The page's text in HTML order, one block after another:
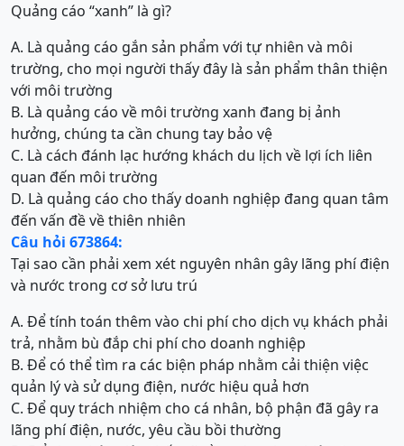
Quảng cáo “xanh” là gì?
A. Là quảng cáo gắn sản phẩm với tự nhiên và môi
trường, cho mọi người thấy đây là sản phẩm thân thiện
với môi trường
B. Là quảng cáo về môi trường xanh đang bị ảnh
hưởng, chúng ta cần chung tay bảo vệ
C. Là cách đánh lạc hướng khách du lịch về lợi ích liên
quan đến môi trường
D. Là quảng cáo cho thấy doanh nghiệp đang quan tâm
đến vấn đề về thiên nhiên
Câu hỏi 673864:
Tại sao cần phải xem xét nguyên nhân gây lãng phí điện
và nước trong cơ sở lưu trú
A. Để tính toán thêm vào chi phí cho dịch vụ khách phải
trả, nhằm bù đắp chi phí cho doanh nghiệp
B. Để có thể tìm ra các biện pháp nhằm cải thiện việc
quản lý và sử dụng điện, nước hiệu quả hơn
C. Để quy trách nhiệm cho cá nhân, bộ phận đã gây ra
lãng phí điện, nước, yêu cầu bồi thường